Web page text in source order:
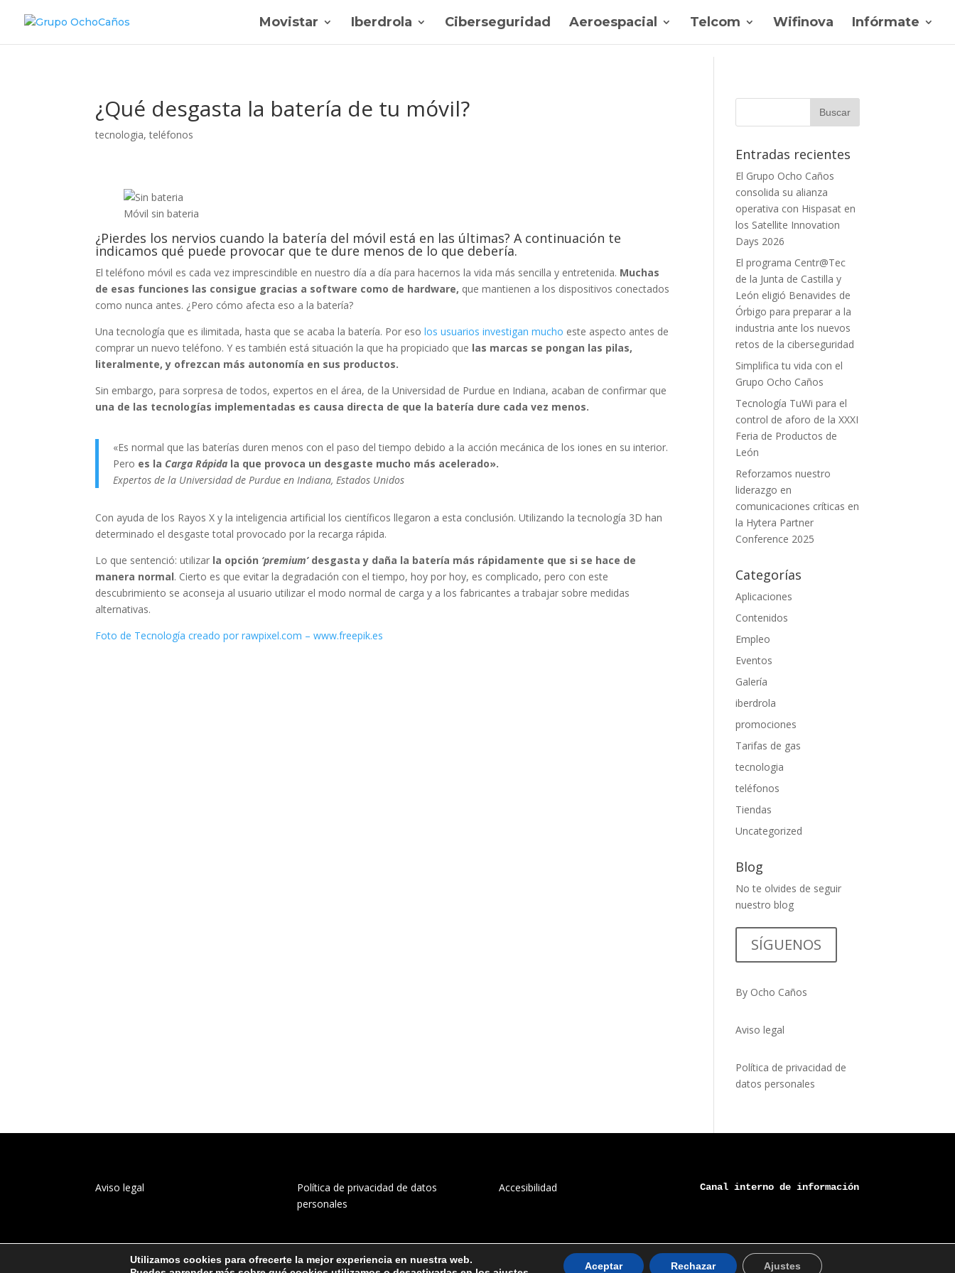
Movistar Iberdrola Ciberseguridad Aeroespacial Telcom Wifinova Infórmate
¿Qué desgasta la batería de tu móvil?
tecnologia,teléfonos
Móvil sin bateria
¿Pierdes los nervios cuando la batería del móvil está en las últimas? A continuación te
indicamos qué puede provocar que te dure menos de lo que debería.
El teléfono móvil es cada vez imprescindible en nuestro día a día para hacernos la vida más sencilla y entretenida. Muchas
de esas funciones las consigue gracias a software como de hardware, que mantienen a los dispositivos conectados
como nunca antes. ¿Pero cómo afecta eso a la batería?
Una tecnología que es ilimitada, hasta que se acaba la batería. Por esolos usuarios investigan mucho este aspecto antes de
comprar un nuevo teléfono. Y es también está situación la que ha propiciado que las marcas se pongan las pilas,
literalmente, y ofrezcan más autonomía en sus productos.
Sin embargo, para sorpresa de todos, expertos en el área, de la Universidad de Purdue en Indiana, acaban de confirmar que
una de las tecnologías implementadas es causa directa de que la batería dure cada vez menos.
«Es normal que las baterías duren menos con el paso del tiempo debido a la acción mecánica de los iones en su interior.
Pero es la Carga Rápida la que provoca un desgaste mucho más acelerado».
Expertos de la Universidad de Purdue en Indiana, Estados Unidos
Con ayuda de los Rayos X y la inteligencia artificial los científicos llegaron a esta conclusión. Utilizando la tecnología 3D han
determinado el desgaste total provocado por la recarga rápida.
Lo que sentenció: utilizar la opción ‘premium’desgasta y daña la batería más rápidamente que si se hace de
manera normal. Cierto es que evitar la degradación con el tiempo, hoy por hoy, es complicado, pero con este
descubrimiento se aconseja al usuario utilizar el modo normal de carga y a los fabricantes a trabajar sobre medidas
alternativas.
Foto de Tecnología creado por rawpixel.com – www.freepik.es
Entradas recientes
El Grupo Ocho Caños
consolida su alianza
operativa con Hispasat en
los Satellite Innovation
Days 2026
El programa Centr@Tec
de la Junta de Castilla y
León eligió Benavides de
Órbigo para preparar a la
industria ante los nuevos
retos de la ciberseguridad
Simplifica tu vida con el
Grupo Ocho Caños
Tecnología TuWi para el
control de aforo de la XXXI
Feria de Productos de
León
Reforzamos nuestro
liderazgo en
comunicaciones críticas en
la Hytera Partner
Conference 2025
Categorías
Aplicaciones
Contenidos
Empleo
Eventos
Galería
iberdrola
promociones
Tarifas de gas
tecnologia
teléfonos
Tiendas
Uncategorized
Blog
No te olvides de seguir
nuestro blog
SÍGUENOS
By Ocho Caños
Aviso legal
Política de privacidad de
datos personales
Aviso legal
Política de privacidad de datos
personales
Accesibilidad Canal interno de información
Utilizamos cookies para ofrecerte la mejor experiencia en nuestra web.
Aceptar Rechazar Ajustes